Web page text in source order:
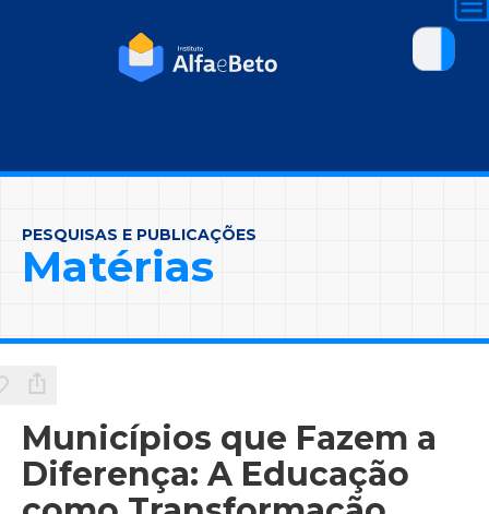
PESQUISAS E PUBLICAÇÕES
Matérias
Municípios que Fazem a
Diferença: A Educação